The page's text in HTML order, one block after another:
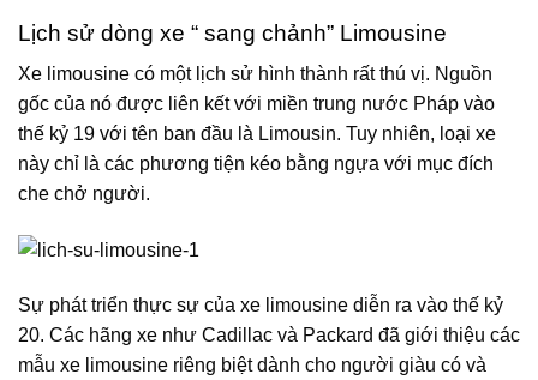
Lịch sử dòng xe “ sang chảnh” Limousine
Xe limousine có một lịch sử hình thành rất thú vị. Nguồn
gốc của nó được liên kết với miền trung nước Pháp vào
thế kỷ 19 với tên ban đầu là Limousin. Tuy nhiên, loại xe
này chỉ là các phương tiện kéo bằng ngựa với mục đích
che chở người.
Sự phát triển thực sự của xe limousine diễn ra vào thế kỷ
20. Các hãng xe như Cadillac và Packard đã giới thiệu các
mẫu xe limousine riêng biệt dành cho người giàu có và